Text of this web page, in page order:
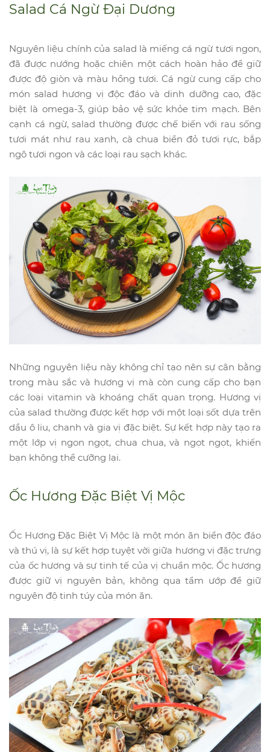
Salad Cá Ngừ Đại Dương
Nguyên liệu chính của salad là miếng cá ngừ tươi ngon,
đã được nướng hoặc chiên một cách hoàn hảo để giữ
được độ giòn và màu hồng tươi. Cá ngừ cung cấp cho
món salad hương vị độc đáo và dinh dưỡng cao, đặc
biệt là omega-3, giúp bảo vệ sức khỏe tim mạch. Bên
cạnh cá ngừ, salad thường được chế biến với rau sống
tươi mát như rau xanh, cà chua biển đỏ tươi rực, bắp
ngô tươi ngon và các loại rau sạch khác.
Những nguyên liệu này không chỉ tạo nên sự cân bằng
trong màu sắc và hương vị mà còn cung cấp cho bạn
các loại vitamin và khoáng chất quan trọng. Hương vị
của salad thường được kết hợp với một loại sốt dựa trên
dầu ô liu, chanh và gia vị đặc biệt. Sự kết hợp này tạo ra
một lớp vị ngon ngọt, chua chua, và ngọt ngọt, khiến
bạn không thể cưỡng lại.
Ốc Hương Đặc Biệt Vị Mộc
Ốc Hương Đặc Biệt Vị Mộc là một món ăn biển độc đáo
và thú vị, là sự kết hợp tuyệt vời giữa hương vị đặc trưng
của ốc hương và sự tinh tế của vị chuẩn mộc. Ốc hương
được giữ vị nguyên bản, không qua tẩm ướp để giữ
nguyên độ tinh túy của món ăn.